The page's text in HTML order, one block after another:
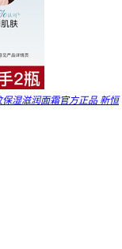
保湿滋润面霜官方正品 新恒